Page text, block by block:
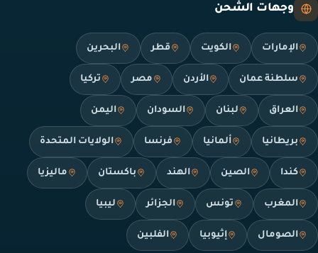
وجهات الشحن
الإمارات الكويت قطر البحرين
سلطنة عمان الأردن مصر تركيا
العراق لبنان السودان اليمن
بريطانيا ألمانيا فرنسا الولايات المتحدة
كندا الصين الهند باكستان ماليزيا
المغرب تونس الجزائر ليبيا
الصومال إثيوبيا الفلبين